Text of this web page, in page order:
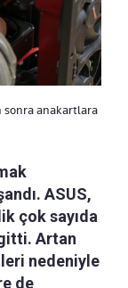
sonra anakartlara
ASUS,
çok sayıda
Artan
nedeniyle
de